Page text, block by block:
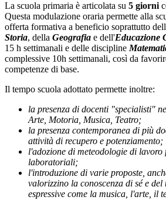
La scuola primaria è articolata su 5 giorni
Questa modulazione oraria permette alla
offerta formativa a beneficio soprattutto
Storia, della Geografia e dell'Educazione
15 h settimanali e delle discipline
complessive 10h settimanali, così da
competenze di base.
Il tempo scuola adottato permette inoltre:
la presenza di docenti "specialisti"
Arte, Motoria, Musica, Teatro;
la presenza contemporanea di più
attività di recupero e potenziamento;
l'adozione di meteodologie di lavoro
laboratoriali;
l'introduzione di varie proposte,
valorizzino la conoscenza di sé e
espressive come la musica, l'arte, il